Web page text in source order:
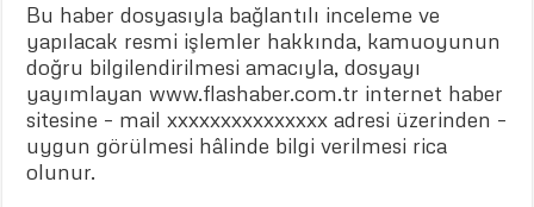
Bu haber dosyasıyla bağlantılı inceleme ve
yapılacak resmi işlemler hakkında, kamuoyunun
doğru bilgilendirilmesi amacıyla, dosyayı
yayımlayan www.flashaber.com.tr internet haber
sitesine – mail xxxxxxxxxxxxxxx adresi üzerinden –
uygun görülmesi hâlinde bilgi verilmesi rica
olunur.